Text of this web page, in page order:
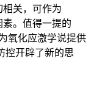
关，可作为
。值得一提的
氧化应激学说提供
控开辟了新的思